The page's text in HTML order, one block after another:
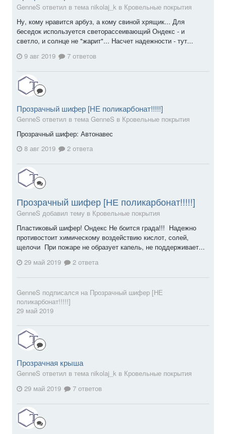
GenneS ответил в тема nikolaj_k в Кровельные покрытия
Ну, кому нравится арбуз, а кому свиной хрящик... Для
беседок используется светорассеивающий Ондекс - и
светло, и солнце не "жарит"... Насчет надежности - тут...
9 авг 2019
7 ответов
Прозрачный шифер [НЕ поликарбонат!!!!!]
GenneS ответил в тема GenneS в Кровельные покрытия
Прозрачный шифер: Автонавес
8 авг 2019
2 ответа
Прозрачный шифер [НЕ поликарбонат!!!!!]
GenneS добавил тему в Кровельные покрытия
Пластиковый шифер! Ондекс Не боится града!!! Надежно
противостоит химическому воздействию кислот, солей,
щелочи При пожаре не образует капель, не поддерживает...
29 май 2019
2 ответа
GenneS подписался на Прозрачный шифер [НЕ
поликарбонат!!!!!]
29 май 2019
Прозрачная крыша
GenneS ответил в тема nikolaj_k в Кровельные покрытия
29 май 2019
7 ответов